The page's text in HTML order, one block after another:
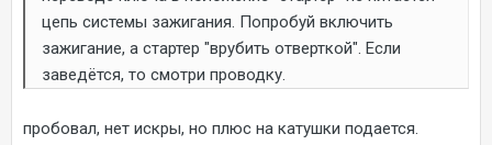
цепь системы зажигания. Попробуй включить
зажигание, а стартер "врубить отверткой". Если
заведётся, то смотри проводку.
пробовал, нет искры, но плюс на катушки подается.